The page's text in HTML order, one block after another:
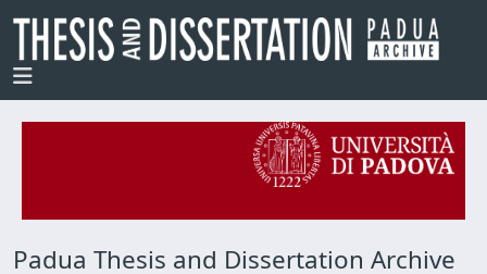
Padua Thesis and Dissertation Archive